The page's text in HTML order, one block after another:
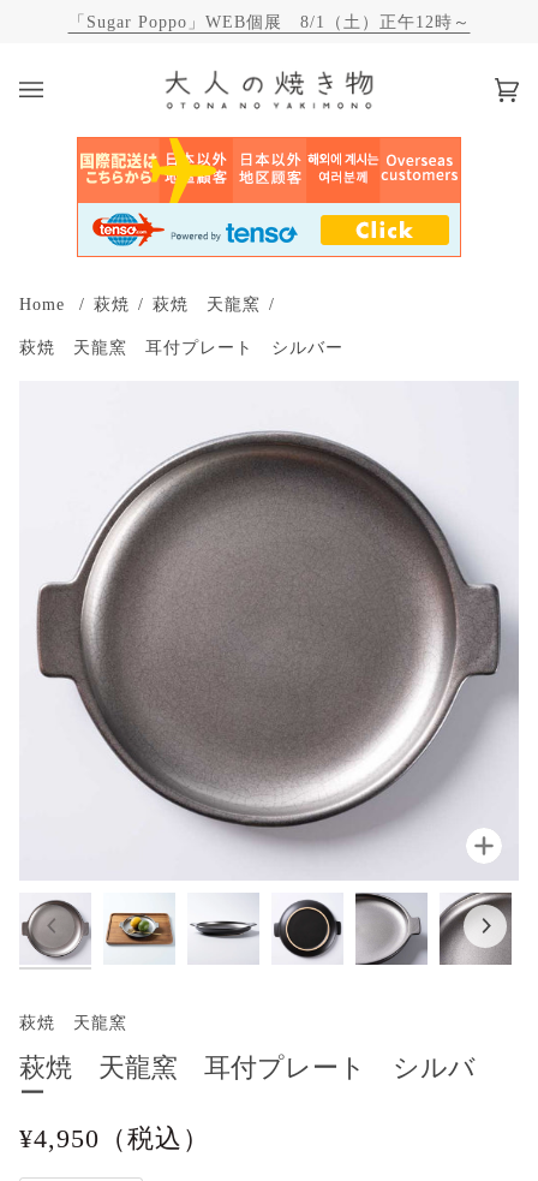
【WEB陶器市 2026年夏】30%OFFのサマーセール
カ
Home / 萩焼 / 萩焼 天龍窯 /
萩焼 天龍窯 耳付プレート シルバー
萩焼 天龍窯
萩焼 天龍窯 耳付プレート シルバ
ー
¥4,950 （税込）